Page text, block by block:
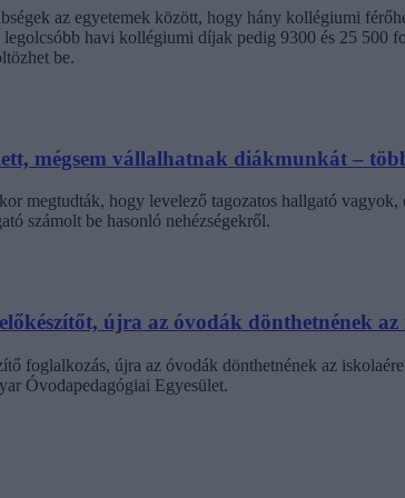
az egyetemek között, hogy hány kollégiumi
havi kollégiumi díjak pedig 9300 és 25
be.
mégsem vállalhatnak diákmunkát –
megtudták, hogy levelező tagozatos hallgató
számolt be hasonló nehézségekről.
újra az óvodák dönthetnének az
foglalkozás, újra az óvodák dönthetnének az
Óvodapedagógiai Egyesület.